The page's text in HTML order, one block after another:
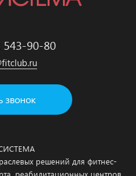
543-90-80
звонок
решений для фитнес-